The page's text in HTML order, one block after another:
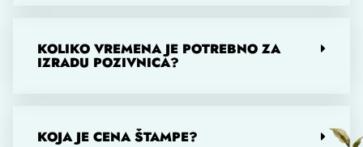
KOLIKO VREMENA JE POTREBNO ZA
IZRADU POZIVNICA?
KOJA JE CENA ŠTAMPE?